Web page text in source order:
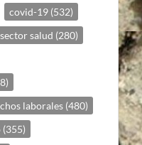
covid-19 (532)
salud (280)
laborales (480)
(355)